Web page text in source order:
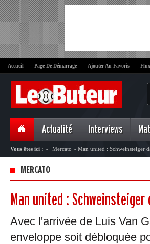
Accueil Page De Démarrage Ajouter Au Favoris
Actualité Interviews
Vous êtes ici : » Mercato » Man united : Schweinsteiger
MERCATO
Man united :
Avec l'arrivée de Luis Van
enveloppe soit débloquée